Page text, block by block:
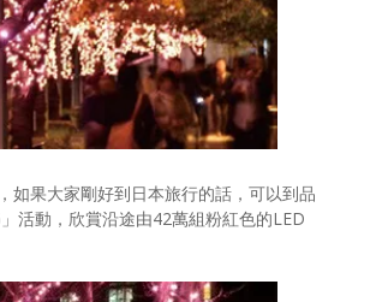
如果大家剛好到日本旅行的話，可以到品
活動，欣賞沿途由42萬組粉紅色的LED